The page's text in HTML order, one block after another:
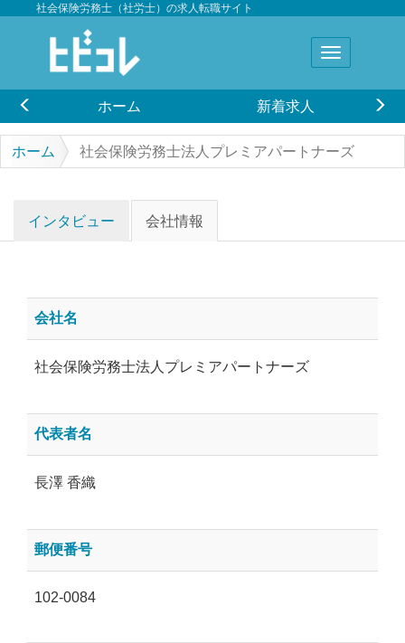
社会保険労務士（社労士）の求人転職サイト
ホーム 新着求人
ホーム 社会保険労務士法人プレミアパートナーズ
インタビュー 会社情報
会社名
社会保険労務士法人プレミアパートナーズ
代表者名
長澤 香織
郵便番号
102-0084